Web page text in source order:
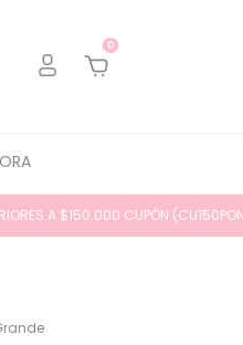
0
A $150.000 CUPÓN (CU150PON) //